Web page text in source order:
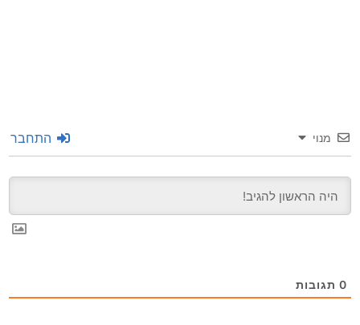
מנוי התחבר
0תגובות